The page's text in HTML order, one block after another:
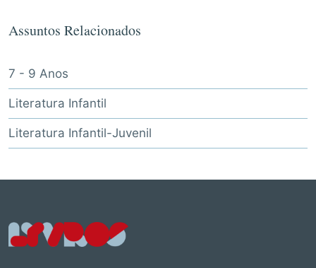
Assuntos Relacionados
7 - 9 Anos
Literatura Infantil
Literatura Infantil-Juvenil